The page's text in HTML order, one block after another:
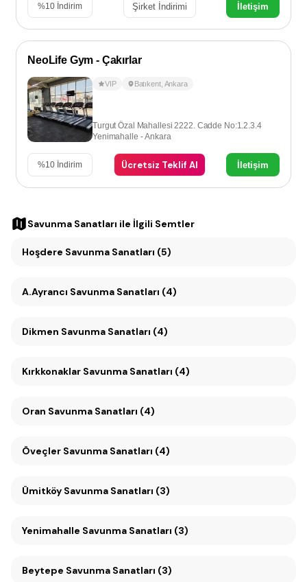
%10 İndirim Şirket İndirimi İletişim
NeoLife Gym - Çakırlar
VIP Batıkent, Ankara
Turgut Özal Mahallesi 2222. Cadde No:1.2.3.4
Yenimahalle - Ankara
%10 İndirim Ücretsiz Teklif Al İletişim
Savunma Sanatları ile İlgili Semtler
Hoşdere Savunma Sanatları (5)
A.Ayrancı Savunma Sanatları (4)
Dikmen Savunma Sanatları (4)
Kırkkonaklar Savunma Sanatları (4)
Oran Savunma Sanatları (4)
Öveçler Savunma Sanatları (4)
Ümitköy Savunma Sanatları (3)
Yenimahalle Savunma Sanatları (3)
Beytepe Savunma Sanatları (3)